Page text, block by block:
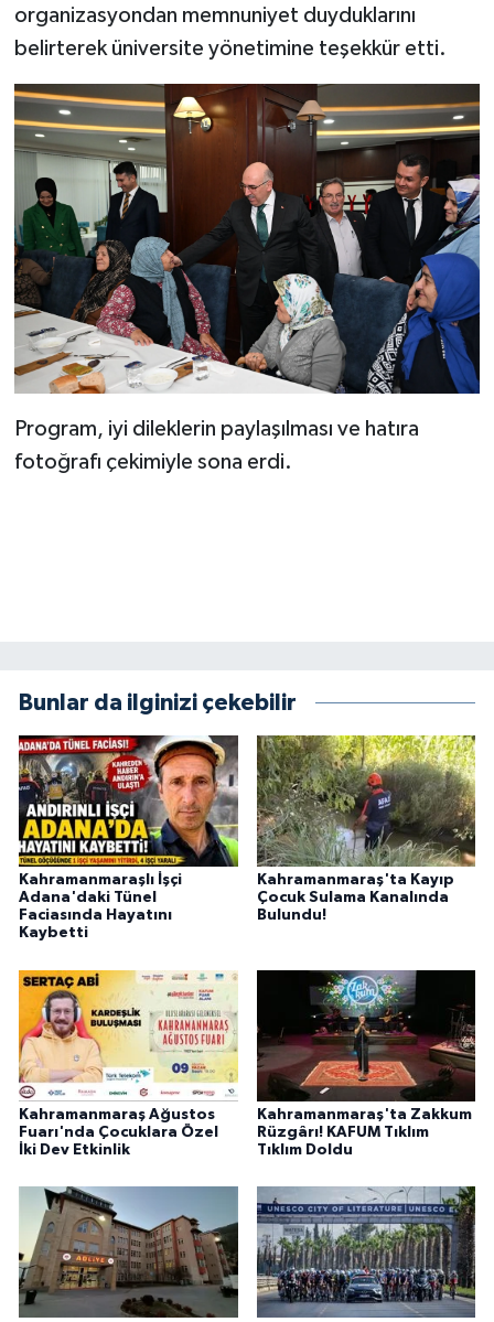
organizasyondan memnuniyet duyduklarını
belirterek üniversite yönetimine teşekkür etti.
Program, iyi dileklerin paylaşılması ve hatıra
fotoğrafı çekimiyle sona erdi.
Bunlar da ilginizi çekebilir
Kahramanmaraşlı İşçi
Adana'daki Tünel
Faciasında Hayatını
Kaybetti
Kahramanmaraş'ta Kayıp
Çocuk Sulama Kanalında
Bulundu!
Kahramanmaraş Ağustos
Fuarı'nda Çocuklara Özel
İki Dev Etkinlik
Kahramanmaraş'ta Zakkum
Rüzgârı! KAFUM Tıklım
Tıklım Doldu